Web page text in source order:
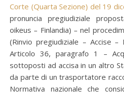
Corte (Quarta Sezione) del 19
pronuncia pregiudiziale
oikeus – Finlandia) – nel
(Rinvio pregiudiziale – Accise
Articolo 36, paragrafo 1 –
sottoposti ad accisa in un altro
da parte di un trasportatore
Normativa nazionale che